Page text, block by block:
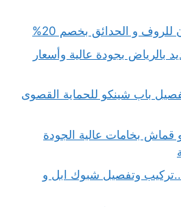
و الحدائق بخصم 20%
بالرياض بجودة عالية وأسعار
باب شينكو للحماية القصوى
بخامات عالية الجودة
وتفصيل شبوك ابل و